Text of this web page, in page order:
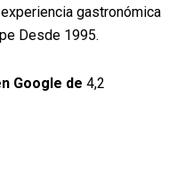
gastronómica
Desde 1995.
Google de 4,2